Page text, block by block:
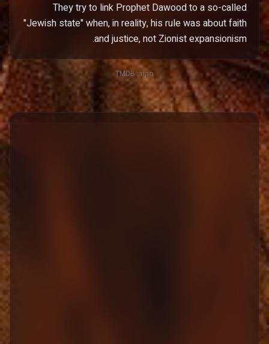
They try to link Prophet Dawood to a so-called
"Jewish state" when, in reality, his rule was about faith
and justice, not Zionist expansionism.
מקור: TMDB